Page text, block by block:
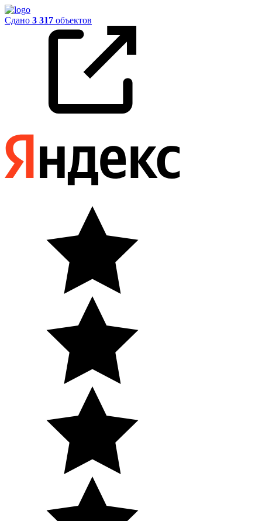
Сдано 3 317 объектов